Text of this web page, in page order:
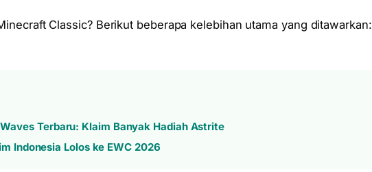
Classic? Berikut beberapa kelebihan utama yang ditawarkan:
Terbaru: Klaim Banyak Hadiah Astrite
Indonesia Lolos ke EWC 2026